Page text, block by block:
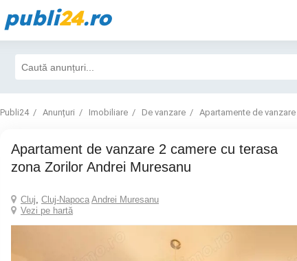
publi24.ro
Publi24 Anunțuri Imobiliare De vanzare Apartamente de vanzare
Apartament de vanzare 2 camere cu terasa
zona Zorilor Andrei Muresanu
Cluj, Cluj-Napoca Andrei Muresanu
Vezi pe hartă